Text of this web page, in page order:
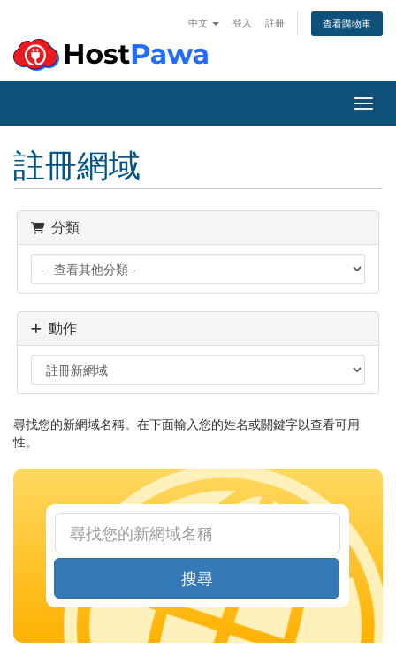
中文 登入 註冊 查看購物車
切換
註冊網域
分類
動作
尋找您的新網域名稱。在下面輸入您的姓名或關鍵字以查看可用
性。
搜尋